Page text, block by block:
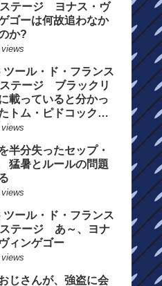
テージ ヨナス・ヴ
ゴーは何故追わなか
か?
ツール・ド・フランス
テージ ブラックリ
載っていると分かっ
トム・ピドコックは
位死守に
半分失ったセップ・
猛暑とルールの問題
ツール・ド・フランス
テージ あ～、ヨナ
ィンゲゴー
じさんが、強盗に会